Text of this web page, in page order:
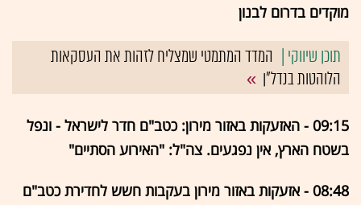
מוקדים בדרום לבנון
המדד המתמטי שמצליח לזהות את העסקאות
הלוהטות בנדל"ן
09:15 - האזעקות באזור מירון: כטב"ם חדר לישראל - ונפל
בשטח הארץ, אין נפגעים. צה"ל: "האירוע הסתיים"
08:48 - אזעקות באזור מירון בעקבות חשש לחדירת כטב"ם